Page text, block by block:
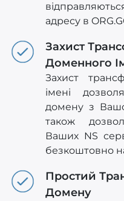
адресу в
Захист
Доменного
Захист
імені
домену з
також
Ваших NS
безкоштовно
Простий
Домену